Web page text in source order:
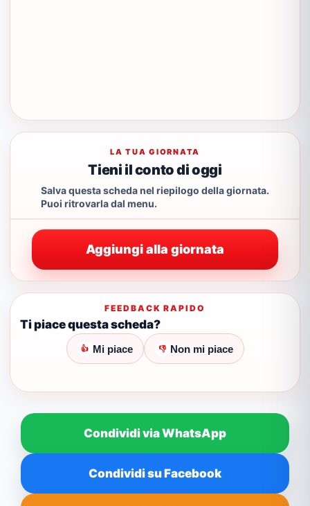
LA TUA GIORNATA
Tieni il conto di oggi
Salva questa scheda nel riepilogo della giornata.
Puoi ritrovarla dal menu.
Aggiungi alla giornata
FEEDBACK RAPIDO
Ti piace questa scheda?
👍 Mi piace 👎 Non mi piace
Condividi via WhatsApp
Condividi su Facebook